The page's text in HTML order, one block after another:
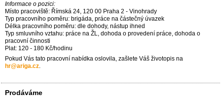
Informace o pozici:
Místo pracoviště: Římská 24, 120 00 Praha 2 - Vinohrady
Typ pracovního poměru: brigáda, práce na částečný úvazek
Délka pracovního poměru: dle dohody, nástup ihned
Typ smluvního vztahu: práce na ŽL, dohoda o provedení práce, dohoda o
pracovní činnosti
Plat: 120 - 180 Kč/hodinu
Pokud Vás tato pracovní nabídka oslovila, zašlete Váš životopis na
hr@ariga.cz.
Prodáváme